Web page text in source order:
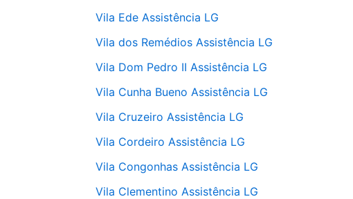
Vila Ede Assistência LG
Vila dos Remédios Assistência LG
Vila Dom Pedro II Assistência LG
Vila Cunha Bueno Assistência LG
Vila Cruzeiro Assistência LG
Vila Cordeiro Assistência LG
Vila Congonhas Assistência LG
Vila Clementino Assistência LG